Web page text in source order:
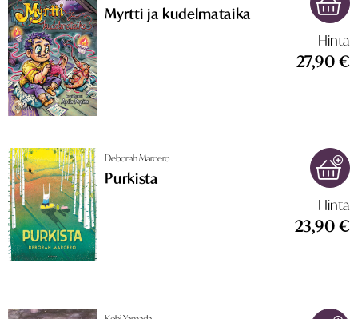
Hinta
27,90 €
Myrtti ja kudelmataika
Hinta
23,90 €
Deborah Marcero
Purkista